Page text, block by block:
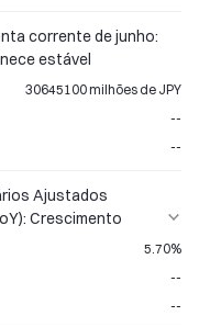
corrente de junho:
estável
30645100 milhões de JPY
--
--
Ajustados
Crescimento
5.70%
--
--